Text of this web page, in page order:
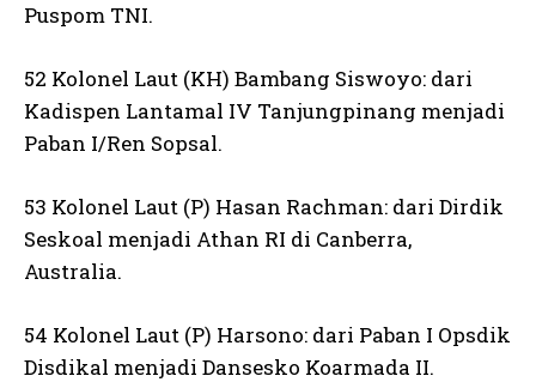
Puspom TNI.
52 Kolonel Laut (KH) Bambang Siswoyo: dari
Kadispen Lantamal IV Tanjungpinang menjadi
Paban I/Ren Sopsal.
53 Kolonel Laut (P) Hasan Rachman: dari Dirdik
Seskoal menjadi Athan RI di Canberra,
Australia.
54 Kolonel Laut (P) Harsono: dari Paban I Opsdik
Disdikal menjadi Dansesko Koarmada II.